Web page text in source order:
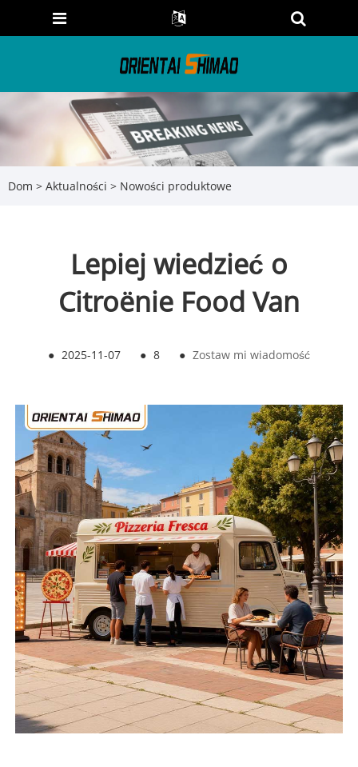
Dom > Aktualności > Nowości produktowe
Lepiej wiedzieć o
Citroënie Food Van
● 2025-11-07 ● 8 ● Zostaw mi wiadomość